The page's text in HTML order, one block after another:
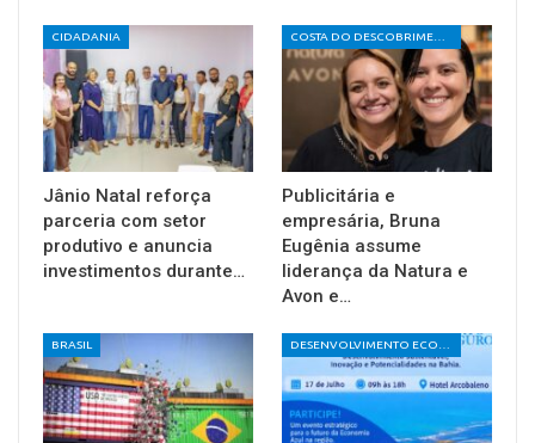
CIDADANIA
Jânio Natal reforça
parceria com setor
produtivo e anuncia
investimentos durante…
Publicitária e
empresária, Bruna
Eugênia assume
liderança da Natura e
Avon e…
BRASIL DESENVOLVIMENTO ECONÔMICO E SOCIAL